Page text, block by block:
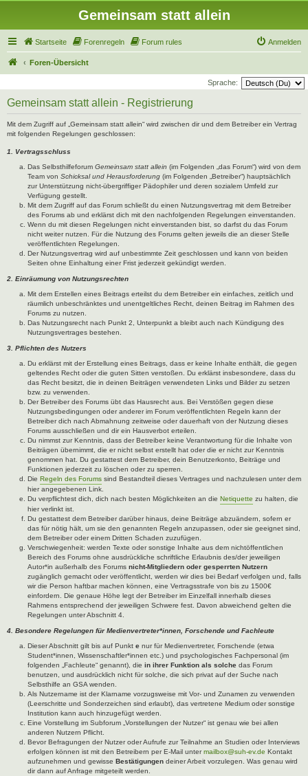
Gemeinsam statt allein
Startseite Forenregeln Forum rules Anmelden
Foren-Übersicht
Sprache:
Gemeinsam statt allein - Registrierung
Mit dem Zugriff auf „Gemeinsam statt allein“ wird zwischen dir und dem Betreiber ein Vertrag
mit folgenden Regelungen geschlossen:
1. Vertragsschluss
Das Selbsthilfeforum Gemeinsam statt allein (im Folgenden „das Forum“) wird von dem
Team von Schicksal und Herausforderung (im Folgenden „Betreiber“) hauptsächlich
zur Unterstützung nicht-übergriffiger Pädophiler und deren sozialem Umfeld zur
Verfügung gestellt.
Mit dem Zugriff auf das Forum schließt du einen Nutzungsvertrag mit dem Betreiber
des Forums ab und erklärst dich mit den nachfolgenden Regelungen einverstanden.
Wenn du mit diesen Regelungen nicht einverstanden bist, so darfst du das Forum
nicht weiter nutzen. Für die Nutzung des Forums gelten jeweils die an dieser Stelle
veröffentlichten Regelungen.
Der Nutzungsvertrag wird auf unbestimmte Zeit geschlossen und kann von beiden
Seiten ohne Einhaltung einer Frist jederzeit gekündigt werden.
2. Einräumung von Nutzungsrechten
Mit dem Erstellen eines Beitrags erteilst du dem Betreiber ein einfaches, zeitlich und
räumlich unbeschränktes und unentgeltliches Recht, deinen Beitrag im Rahmen des
Forums zu nutzen.
Das Nutzungsrecht nach Punkt 2, Unterpunkt a bleibt auch nach Kündigung des
Nutzungsvertrages bestehen.
3. Pflichten des Nutzers
Du erklärst mit der Erstellung eines Beitrags, dass er keine Inhalte enthält, die gegen
geltendes Recht oder die guten Sitten verstoßen. Du erklärst insbesondere, dass du
das Recht besitzt, die in deinen Beiträgen verwendeten Links und Bilder zu setzen
bzw. zu verwenden.
Der Betreiber des Forums übt das Hausrecht aus. Bei Verstößen gegen diese
Nutzungsbedingungen oder anderer im Forum veröffentlichten Regeln kann der
Betreiber dich nach Abmahnung zeitweise oder dauerhaft von der Nutzung dieses
Forums ausschließen und dir ein Hausverbot erteilen.
Du nimmst zur Kenntnis, dass der Betreiber keine Verantwortung für die Inhalte von
Beiträgen übernimmt, die er nicht selbst erstellt hat oder die er nicht zur Kenntnis
genommen hat. Du gestattest dem Betreiber, dein Benutzerkonto, Beiträge und
Funktionen jederzeit zu löschen oder zu sperren.
Die Regeln des Forums sind Bestandteil dieses Vertrages und nachzulesen unter dem
hier angegebenen Link.
Du verpflichtest dich, dich nach besten Möglichkeiten an die Netiquette zu halten, die
hier verlinkt ist.
Du gestattest dem Betreiber darüber hinaus, deine Beiträge abzuändern, sofern er
das für nötig hält, um sie den genannten Regeln anzupassen, oder sie geeignet sind,
dem Betreiber oder einem Dritten Schaden zuzufügen.
Verschwiegenheit: werden Texte oder sonstige Inhalte aus dem nichtöffentlichen
Bereich des Forums ohne ausdrückliche schriftliche Erlaubnis des/der jeweiligen
Autor*in außerhalb des Forums nicht-Mitgliedern oder gesperrten Nutzern
zugänglich gemacht oder veröffentlicht, werden wir dies bei Bedarf verfolgen und, falls
wir die Person haftbar machen können, eine Vertragsstrafe von bis zu 1500€
einfordern. Die genaue Höhe legt der Betreiber im Einzelfall innerhalb dieses
Rahmens entsprechend der jeweiligen Schwere fest. Davon abweichend gelten die
Regelungen unter Abschnitt 4.
4. Besondere Regelungen für Medienvertreter*innen, Forschende und Fachleute
Dieser Abschnitt gilt bis auf Punkt e nur für Medienvertreter, Forschende (etwa
Student*innen, Wissenschaftler*innen etc.) und psychologisches Fachpersonal (im
folgenden „Fachleute“ genannt), die in ihrer Funktion als solche das Forum
benutzen, und ausdrücklich nicht für solche, die sich privat auf der Suche nach
Selbsthilfe an GSA wenden.
Als Nutzername ist der Klarname vorzugsweise mit Vor- und Zunamen zu verwenden
(Leerschritte und Sonderzeichen sind erlaubt), das vertretene Medium oder sonstige
Institution kann auch hinzugefügt werden.
Eine Vorstellung im Subforum „Vorstellungen der Nutzer“ ist genau wie bei allen
anderen Nutzern Pflicht.
Bevor Befragungen der Nutzer oder Aufrufe zur Teilnahme an Studien oder Interviews
erfolgen können ist mit den Betreibern per E-Mail untermailbox@suh-ev.de Kontakt
aufzunehmen und gewisse Bestätigungen deiner Arbeit vorzulegen. Was genau wird
dir dann auf Anfrage mitgeteilt werden.